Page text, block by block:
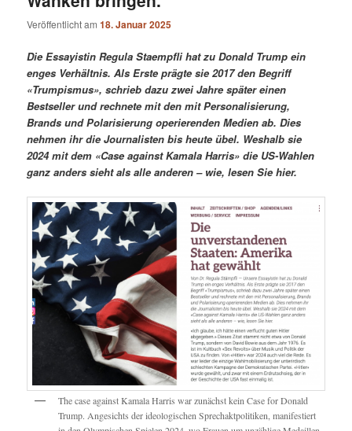
Veröffentlicht am18. Januar 2025
Die Essayistin Regula Staempfli hat zu Donald Trump ein
enges Verhältnis. Als Erste prägte sie 2017 den Begriff
«Trumpismus», schrieb dazu zwei Jahre später einen
Bestseller und rechnete mit den mit Personalisierung,
Brands und Polarisierung operierenden Medien ab. Dies
nehmen ihr die Journalisten bis heute übel. Weshalb sie
2024 mit dem «Case against Kamala Harris» die US-Wahlen
ganz anders sieht als alle anderen – wie, lesen Sie hier.
The case against Kamala Harris war zunächst kein Case for Donald
Trump. Angesichts der ideologischen Sprechaktpolitiken, manifestiert